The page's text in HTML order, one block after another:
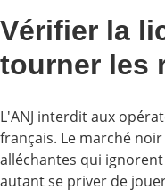
Vérifier la
tourner les
L'ANJ interdit aux
français. Le marché
alléchantes qui
autant se priver de